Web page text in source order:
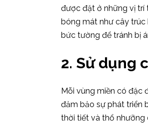
được đặt ở những vị trí
bóng mát như cây trúc
bức tường để tránh bị
2. Sử dụng
Mỗi vùng miền có đặc
đảm bảo sự phát triển
thời tiết và thổ nhưỡng